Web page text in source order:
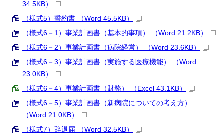
34.5KB）
（様式5）誓約書 （Word 45.5KB）
（様式6－1）事業計画書（基本的事項） （Word 21.2KB）
（様式6－2）事業計画書（病院経営） （Word 23.6KB）
（様式6－3）事業計画書（実施する医療機能） （Word
23.0KB）
（様式6－4）事業計画書（財務） （Excel 43.1KB）
（様式6－5）事業計画書（新病院についての考え方）
（Word 21.0KB）
（様式7）辞退届 （Word 32.5KB）